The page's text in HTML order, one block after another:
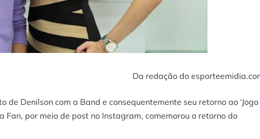
Da redação do
Denilson com a Band e consequentemente seu retorno ao ‘Jogo
por meio de post no Instagram, comemorou o retorno do